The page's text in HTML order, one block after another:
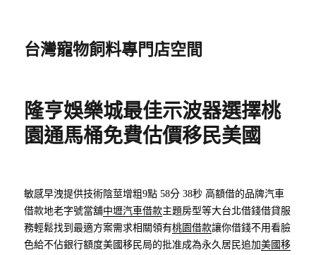
台灣寵物飼料專門店空間
隆亨娛樂城最佳示波器選擇桃
園通馬桶免費估價移民美國
敏感早洩提供技術陰莖增粗9點 58分 38秒 高額借的品牌汽車
借款地老字號當舖中壢汽車借款主題房型等大台北借錢借貸服
務輕鬆找到最適方案需求相關領有桃園借款讓你借錢不用看臉
色給不佔銀行額度美國移民局的批准成為永久居民追加美國移